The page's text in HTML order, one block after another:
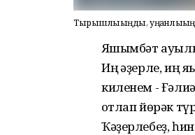
Тырышлығыңды,
Яҡшымбәт
Иң ҡәҙерле, иң
киленем -
ҡотлап йөрәк
Ҡәҙерлебеҙ,